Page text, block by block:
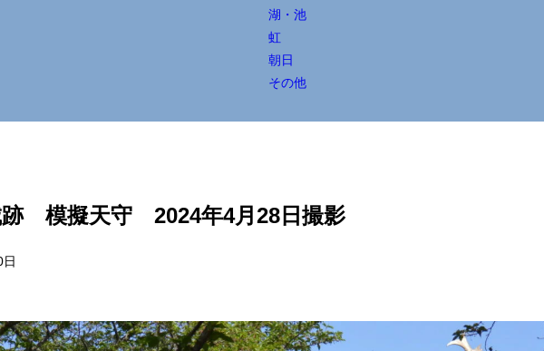
湖・池
虹
朝日
その他
跡 模擬天守 2024年4月28日撮影